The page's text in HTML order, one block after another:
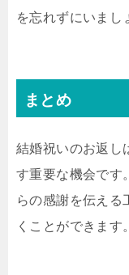
を忘れずにいまし
まとめ
結婚祝いのお返し
す重要な機会です
らの感謝を伝える
くことができます。